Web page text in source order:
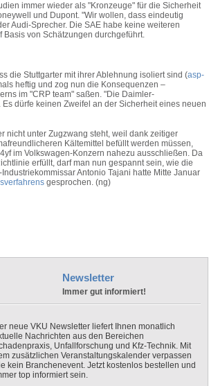
immer wieder als "Kronzeuge" für die Sicherheit
und Dupont. "Wir wollen, dass eindeutig
Audi-Sprecher. Die SAE habe keine weiteren
von Schätzungen durchgeführt.
die Stuttgarter mit ihrer Ablehnung isoliert sind (asp-
heftig und zog nun die Konsequenzen –
im "CRP team" saßen. "Die Daimler-
dürfe keinen Zweifel an der Sicherheit eines neuen
nicht unter Zugzwang steht, weil dank zeitiger
Kältemittel befüllt werden müssen,
im Volkswagen-Konzern nahezu ausschließen. Da
erfüllt, darf man nun gespannt sein, wie die
Antonio Tajani hatte Mitte Januar
gesprochen. (ng)
Newsletter
Immer gut informiert!
neue VKU Newsletter liefert Ihnen monatlich
Nachrichten aus den Bereichen
Unfallforschung und Kfz-Technik. Mit
zusätzlichen Veranstaltungskalender verpassen
kein Branchenevent. Jetzt kostenlos bestellen und
top informiert sein.